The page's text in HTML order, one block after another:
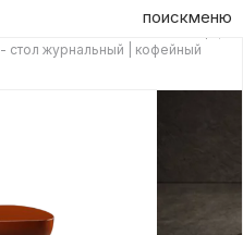
поискменю
- стол журнальный | кофейный